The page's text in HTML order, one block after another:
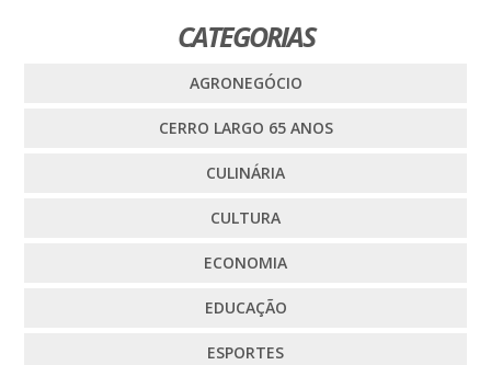
CATEGORIAS
AGRONEGÓCIO
CERRO LARGO 65 ANOS
CULINÁRIA
CULTURA
ECONOMIA
EDUCAÇÃO
ESPORTES